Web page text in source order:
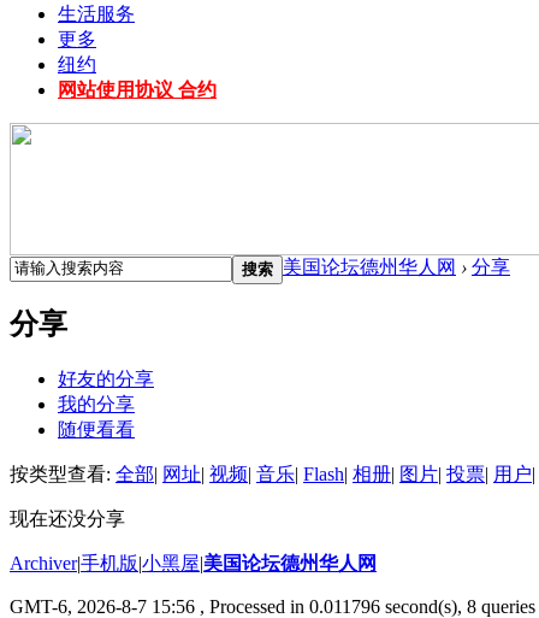
生活服务
更多
纽约
网站使用协议 合约
搜索 美国论坛德州华人网 › 分享
分享
好友的分享
我的分享
随便看看
按类型查看: 全部| 网址| 视频| 音乐| Flash| 相册| 图片| 投票| 用户|
现在还没分享
Archiver|手机版|小黑屋|美国论坛德州华人网
GMT-6, 2026-8-7 15:56 , Processed in 0.011796 second(s), 8 queries